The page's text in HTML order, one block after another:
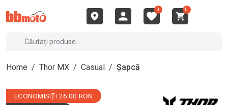
0 0
Home / Thor MX / Casual / Șapcă
ECONOMISIȚI 26.00 RON